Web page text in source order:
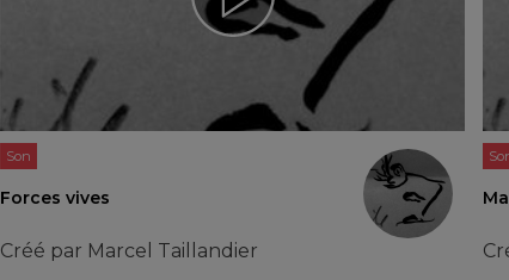
Son
Forces vives
Créé par Marcel Taillandier